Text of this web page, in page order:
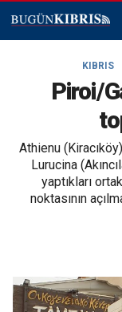
KIBRIS
Piroi/
Athienu
Lurucina
yaptıkları
noktasının